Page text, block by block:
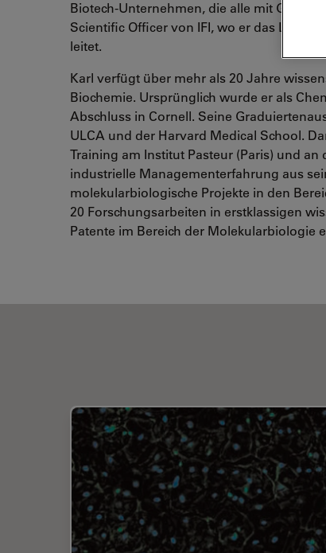
Biotech-Unternehmen, die alle mit
Scientific Officer von IFI, wo er das Labor
leitet.
Karl verfügt über mehr als 20 Jahre
Biochemie. Ursprünglich wurde er als
Abschluss in Cornell. Seine
ULCA und der Harvard Medical School.
Training am Institut Pasteur (Paris) und
industrielle Managementerfahrung aus
molekularbiologische Projekte in den
20 Forschungsarbeiten in erstklassigen
Patente im Bereich der Molekularbiologie